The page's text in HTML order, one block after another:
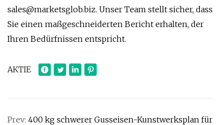
sales@marketsglob.biz. Unser Team stellt sicher, dass
Sie einen maßgeschneiderten Bericht erhalten, der
Ihren Bedürfnissen entspricht.
AKTIE
Prev: 400 kg schwerer Gusseisen-Kunstwerksplan für